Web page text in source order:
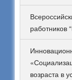
работников
возраста в